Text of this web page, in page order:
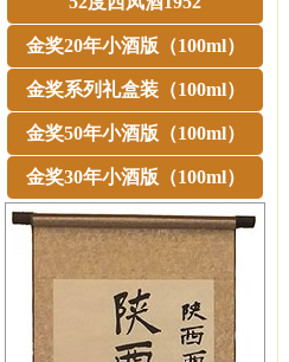
金奖20年小酒版（100ml）
金奖系列礼盒装（100ml）
金奖50年小酒版（100ml）
金奖30年小酒版（100ml）